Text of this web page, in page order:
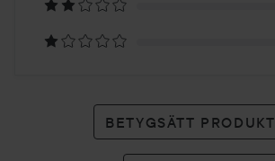
betyg
BETYGSÄTT